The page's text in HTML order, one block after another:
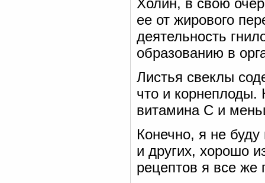
Холин, в свою
ее от жирового
деятельность
образованию в
Листья свеклы
что и корнеплоды.
витамина С и
Конечно, я не
и других, хорошо
рецептов я все же